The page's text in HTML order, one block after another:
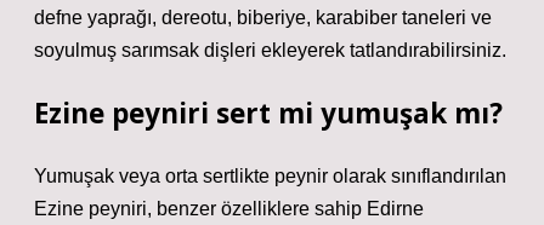
defne yaprağı, dereotu, biberiye, karabiber taneleri ve
soyulmuş sarımsak dişleri ekleyerek tatlandırabilirsiniz.
Ezine peyniri sert mi yumuşak mı?
Yumuşak veya orta sertlikte peynir olarak sınıflandırılan
Ezine peyniri, benzer özelliklere sahip Edirne